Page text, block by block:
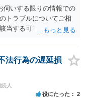
伺いする限りの情報での
トラブルについてご相
当する可能性があるで
く、指定口座への振込
性もあるでしょう。 い
被害相談に行くことを
法行為の遅延損
人
役にたった 2